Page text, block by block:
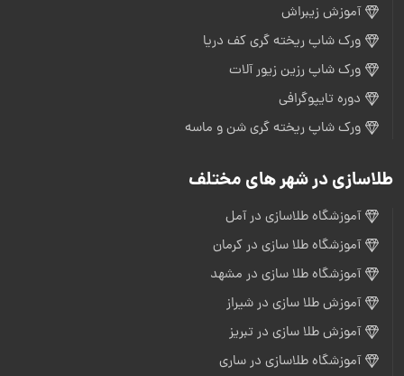
آموزش زیبراش
ورک شاپ ریخته گری کف دریا
ورک شاپ رزین زیور آلات
دوره تایپوگرافی
ورک شاپ ریخته گری شن و ماسه
طلاسازی در شهر های مختلف
آموزشگاه طلاسازی در آمل
آموزشگاه طلا سازی در کرمان
آموزشگاه طلا سازی در مشهد
آموزش طلا سازی در شیراز
آموزش طلا سازی در تبریز
آموزشگاه طلاسازی در ساری